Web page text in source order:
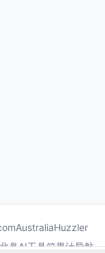
AustraliaHuzzler
鼻AI工具箱果汁导航